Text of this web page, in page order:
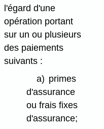
l'égard d'une
opération portant
sur un ou plusieurs
des paiements
suivants :
a) primes
d'assurance
ou frais fixes
d'assurance;